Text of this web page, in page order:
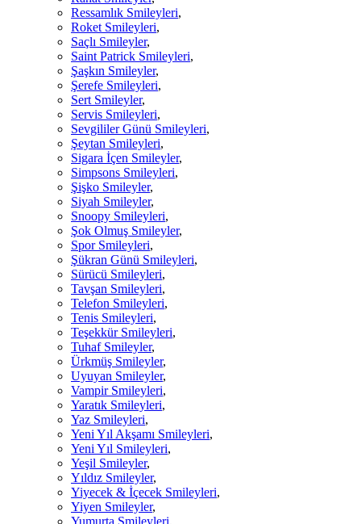
Ressamlık Smileyleri,
Roket Smileyleri,
Saçlı Smileyler,
Saint Patrick Smileyleri,
Şaşkın Smileyler,
Şerefe Smileyleri,
Sert Smileyler,
Servis Smileyleri,
Sevgililer Günü Smileyleri,
Şeytan Smileyleri,
Sigara İçen Smileyler,
Simpsons Smileyleri,
Şişko Smileyler,
Siyah Smileyler,
Snoopy Smileyleri,
Şok Olmuş Smileyler,
Spor Smileyleri,
Şükran Günü Smileyleri,
Sürücü Smileyleri,
Tavşan Smileyleri,
Telefon Smileyleri,
Tenis Smileyleri,
Teşekkür Smileyleri,
Tuhaf Smileyler,
Ürkmüş Smileyler,
Uyuyan Smileyler,
Vampir Smileyleri,
Yaratık Smileyleri,
Yaz Smileyleri,
Yeni Yıl Akşamı Smileyleri,
Yeni Yıl Smileyleri,
Yeşil Smileyler,
Yıldız Smileyler,
Yiyecek & İçecek Smileyleri,
Yiyen Smileyler,
Yumurta Smileyleri,